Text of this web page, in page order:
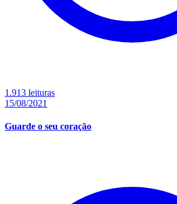
1.913 leituras
15/08/2021
Guarde o seu coração